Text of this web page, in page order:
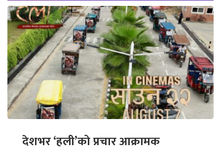
देशभर ‘हली’को प्रचार आक्रामक